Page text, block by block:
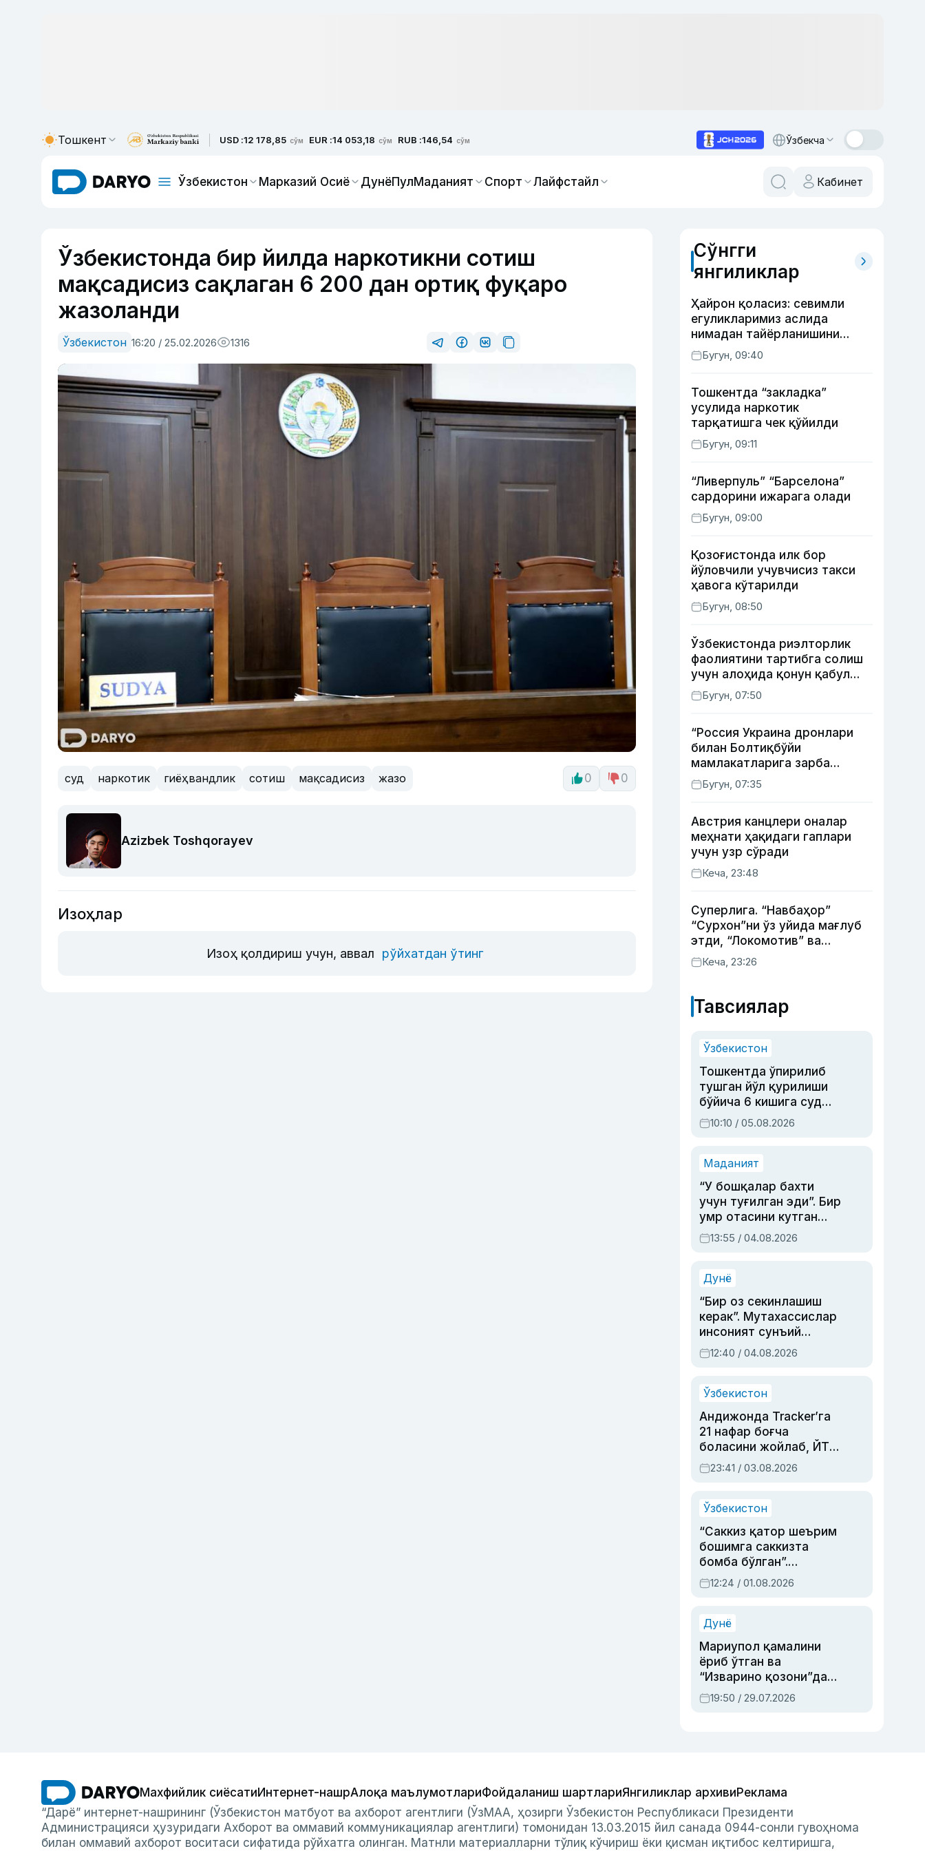
Тошкент USD :12 178,85 сўм EUR :14 053,18 сўм RUB :146,54 сўм Ўзбекча
Ўзбекистон Марказий Осиё ДунёПулМаданият Спорт Лайфстайл Кабинет
Ўзбекистонда бир йилда наркотикни сотиш
мақсадисиз сақлаган 6 200 дан ортиқ фуқаро
жазоланди
Ўзбекистон 16:20 / 25.02.2026 1316
суд наркотик гиёҳвандлик сотиш мақсадисиз жазо 0 0
Azizbek Toshqorayev
Изоҳлар
Изоҳ қолдириш учун, аввал рўйхатдан ўтинг
Сўнгги
янгиликлар
Ҳайрон қоласиз: севимли
егуликларимиз аслида
нимадан тайёрланишини
биласизми?
Бугун, 09:40
Тошкентда “закладка”
усулида наркотик
тарқатишга чек қўйилди
Бугун, 09:11
“Ливерпуль” “Барселона”
сардорини ижарага олади
Бугун, 09:00
Қозоғистонда илк бор
йўловчили учувчисиз такси
ҳавога кўтарилди
Бугун, 08:50
Ўзбекистонда риэлторлик
фаолиятини тартибга солиш
учун алоҳида қонун қабул
қилинди
Бугун, 07:50
“Россия Украина дронлари
билан Болтиқбўйи
мамлакатларига зарба
бермоқчи” — Литва мудофаа
вазири
Бугун, 07:35
Австрия канцлери оналар
меҳнати ҳақидаги гаплари
учун узр сўради
Кеча, 23:48
Суперлига. “Навбаҳор”
“Сурхон”ни ўз уйида мағлуб
этди, “Локомотив” ва
“Хоразм” уйда ғалаба
қозонди
Кеча, 23:26
Тавсиялар
Ўзбекистон
Тошкентда ўпирилиб
тушган йўл қурилиши
бўйича 6 кишига суд
ҳукми ўқилди
10:10 / 05.08.2026
Маданият
“У бошқалар бахти
учун туғилган эди”. Бир
умр отасини кутган
актриса ва дубльяж
устаси Римма
синовларга тўла ҳаёти
13:55 / 04.08.2026
Дунё
“Бир оз секинлашиш
керак”. Мутахассислар
инсоният сунъий
интеллектни бошқара
олмай қолишидан
12:40 / 04.08.2026
Ўзбекистон
Андижонда Tracker’га
21 нафар боғча
боласини жойлаб, ЙТҲ
содир этган аёлга суд
ҳукми ўқилди
23:41 / 03.08.2026
Ўзбекистон
“Саккиз қатор шеърим
бошимга саккизта
бомба бўлган”.
Абдулла Ориповни
сиёсий айбловлардан
12:24 / 01.08.2026
Дунё
Мариупол қамалини
ёриб ўтган ва
“Изварино қозони”дан
чиққан қаҳрамон —
Украина армияси бош
19:50 / 29.07.2026
Махфийлик сиёсатиИнтернет-нашрАлоқа маълумотлариФойдаланиш шартлариЯнгиликлар архивиРеклама
“Дарё” интернет-нашрининг (Ўзбекистон матбуот ва ахборот агентлиги (ЎзМАА, ҳозирги Ўзбекистон Республикаси Президенти
Администрацияси ҳузуридаги Ахборот ва оммавий коммуникациялар агентлиги) томонидан 13.03.2015 йил санада 0944-сонли гувоҳнома
билан оммавий ахборот воситаси сифатида рўйхатга олинган. Матнли материалларни тўлиқ кўчириш ёки қисман иқтибос келтиришга,